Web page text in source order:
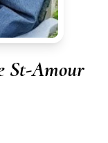
St-Amour